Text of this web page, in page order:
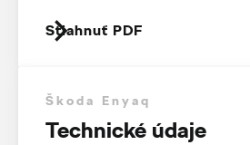
Stiahnuť PDF
Škoda Enyaq
Technické údaje